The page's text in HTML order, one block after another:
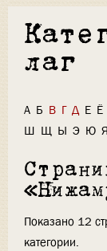
лаг
А Б В Г Д Е Ё
Ш Щ Ы Э Ю Я
Показано 12
категории.